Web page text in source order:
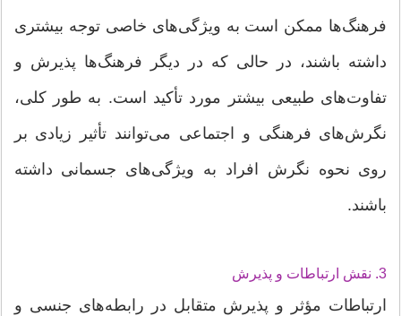
فرهنگ‌ها ممکن است به ویژگی‌های خاصی توجه بیشتری
داشته باشند، در حالی که در دیگر فرهنگ‌ها پذیرش و
تفاوت‌های طبیعی بیشتر مورد تأکید است. به طور کلی،
نگرش‌های فرهنگی و اجتماعی می‌توانند تأثیر زیادی بر
روی نحوه نگرش افراد به ویژگی‌های جسمانی داشته
باشند.
3. نقش ارتباطات و پذیرش
ارتباطات مؤثر و پذیرش متقابل در رابطه‌های جنسی و